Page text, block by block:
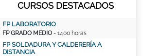
CURSOS DESTACADOS
FP LABORATORIO
FP GRADO MEDIO - 1400 horas
FP SOLDADURA Y CALDERERÍA A
DISTANCIA